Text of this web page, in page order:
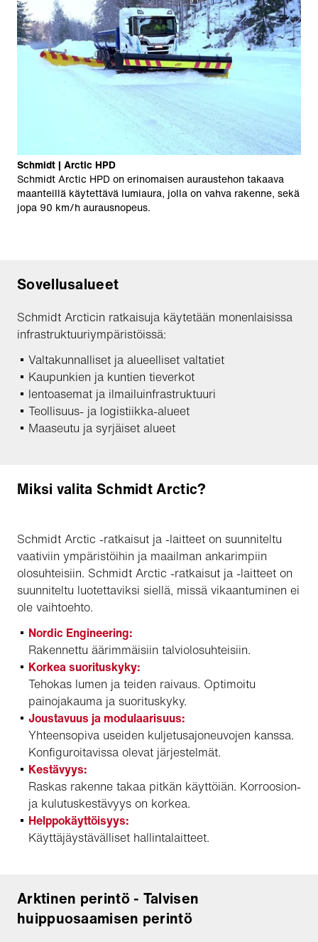
Schmidt | Arctic HPD
Schmidt Arctic HPD on erinomaisen auraustehon takaava
maanteillä käytettävä lumiaura, jolla on vahva rakenne, sekä
jopa 90 km/h aurausnopeus.
Sovellusalueet
Schmidt Arcticin ratkaisuja käytetään monenlaisissa
infrastruktuuriympäristöissä:
Valtakunnalliset ja alueelliset valtatiet
Kaupunkien ja kuntien tieverkot
lentoasemat ja ilmailuinfrastruktuuri
Teollisuus- ja logistiikka-alueet
Maaseutu ja syrjäiset alueet
Miksi valita Schmidt Arctic?
Schmidt Arctic -ratkaisut ja -laitteet on suunniteltu
vaativiin ympäristöihin ja maailman ankarimpiin
olosuhteisiin. Schmidt Arctic -ratkaisut ja -laitteet on
suunniteltu luotettaviksi siellä, missä vikaantuminen ei
ole vaihtoehto.
Nordic Engineering:
Rakennettu äärimmäisiin talviolosuhteisiin.
Korkea suorituskyky:
Tehokas lumen ja teiden raivaus. Optimoitu
painojakauma ja suorituskyky.
Joustavuus ja modulaarisuus:
Yhteensopiva useiden kuljetusajoneuvojen kanssa.
Konfiguroitavissa olevat järjestelmät.
Kestävyys:
Raskas rakenne takaa pitkän käyttöiän. Korroosion-
ja kulutuskestävyys on korkea.
Helppokäyttöisyys:
Käyttäjäystävälliset hallintalaitteet.
Arktinen perintö - Talvisen
huippuosaamisen perintö